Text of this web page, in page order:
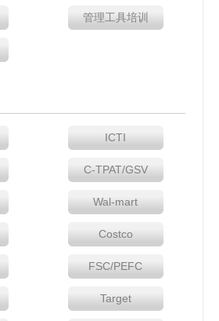
管理工具培训
ICTI
C-TPAT/GSV
Wal-mart
Costco
FSC/PEFC
Target